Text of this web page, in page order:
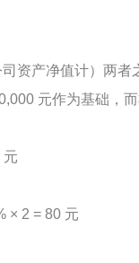
资产净值计）两者
元作为基础，而
元
× 2 = 80 元